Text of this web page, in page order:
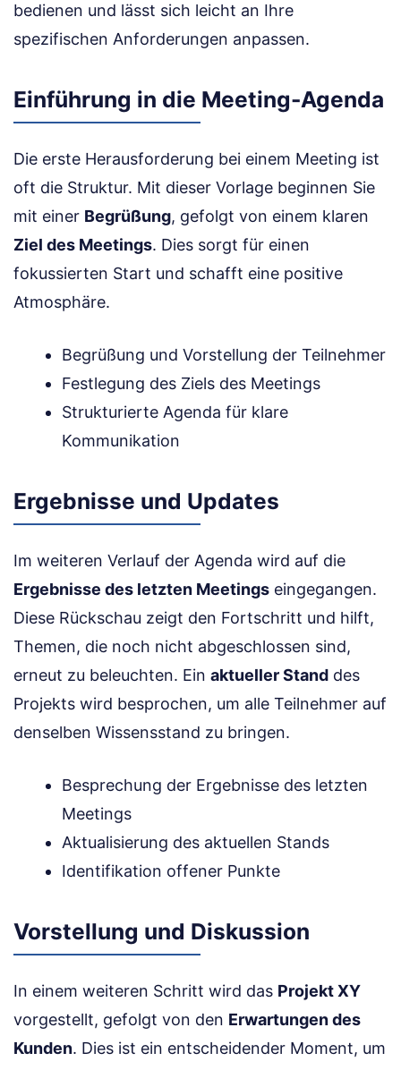
bedienen und lässt sich leicht an Ihre
spezifischen Anforderungen anpassen.
Einführung in die Meeting-Agenda
Die erste Herausforderung bei einem Meeting ist
oft die Struktur. Mit dieser Vorlage beginnen Sie
mit einer Begrüßung, gefolgt von einem klaren
Ziel des Meetings. Dies sorgt für einen
fokussierten Start und schafft eine positive
Atmosphäre.
Begrüßung und Vorstellung der Teilnehmer
Festlegung des Ziels des Meetings
Strukturierte Agenda für klare
Kommunikation
Ergebnisse und Updates
Im weiteren Verlauf der Agenda wird auf die
Ergebnisse des letzten Meetings eingegangen.
Diese Rückschau zeigt den Fortschritt und hilft,
Themen, die noch nicht abgeschlossen sind,
erneut zu beleuchten. Ein aktueller Stand des
Projekts wird besprochen, um alle Teilnehmer auf
denselben Wissensstand zu bringen.
Besprechung der Ergebnisse des letzten
Meetings
Aktualisierung des aktuellen Stands
Identifikation offener Punkte
Vorstellung und Diskussion
In einem weiteren Schritt wird das Projekt XY
vorgestellt, gefolgt von den Erwartungen des
Kunden. Dies ist ein entscheidender Moment, um